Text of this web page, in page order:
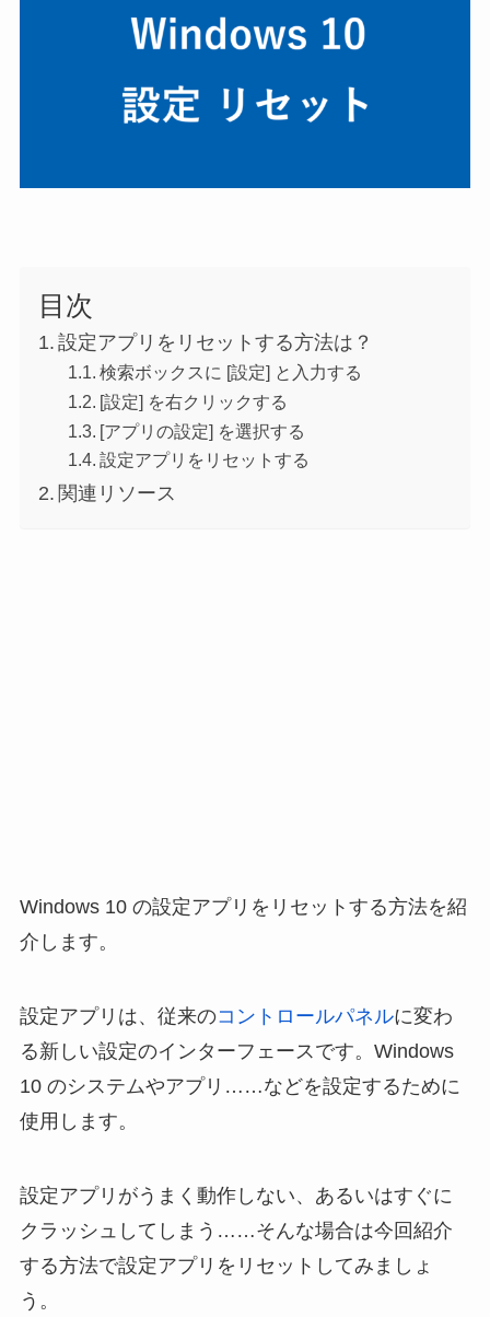
目次
設定アプリをリセットする方法は？
検索ボックスに [設定] と入力する
[設定] を右クリックする
[アプリの設定] を選択する
設定アプリをリセットする
関連リソース
Windows 10 の設定アプリをリセットする方法を紹
介します。
設定アプリは、従来のコントロールパネルに変わ
る新しい設定のインターフェースです。Windows
10 のシステムやアプリ……などを設定するために
使用します。
設定アプリがうまく動作しない、あるいはすぐに
クラッシュしてしまう……そんな場合は今回紹介
する方法で設定アプリをリセットしてみましょ
う。